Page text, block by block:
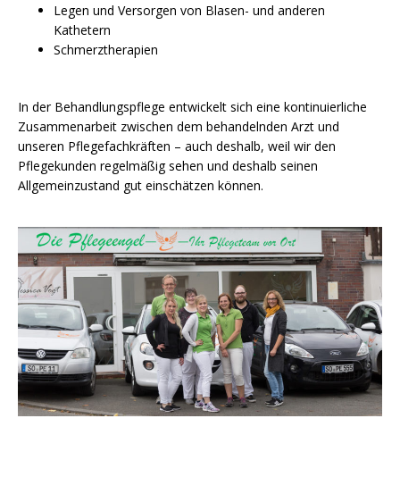
Legen und Versorgen von Blasen- und anderen
Kathetern
Schmerztherapien
In der Behandlungspflege entwickelt sich eine kontinuierliche
Zusammenarbeit zwischen dem behandelnden Arzt und
unseren Pflegefachkräften – auch deshalb, weil wir den
Pflegekunden regelmäßig sehen und deshalb seinen
Allgemeinzustand gut einschätzen können.